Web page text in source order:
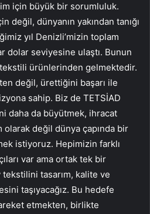
için büyük bir sorumluluk.
değil, dünyanın yakından tanığı
yıl Denizli’mizin toplam
dolar seviyesine ulaştı. Bunun
ürünlerinden gelmektedir.
değil, ürettiğini başarı ile
sahip. Biz de TETSİAD
daha da büyütmek, ihracat
olarak değil dünya çapında bir
istiyoruz. Hepimizin farklı
var ama ortak tek bir
tasarım, kalite ve
taşıyacağız. Bu hedefe
etmekten, birlikte